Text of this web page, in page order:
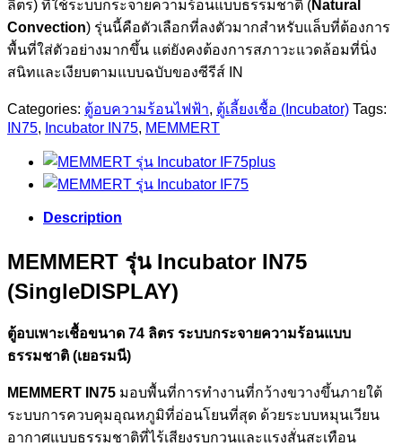
ลิตร) ที่ใช้ระบบกระจายความร้อนแบบธรรมชาติ (Natural
Convection) รุ่นนี้คือตัวเลือกที่ลงตัวมากสำหรับแล็บที่ต้องการ
พื้นที่ใส่ตัวอย่างมากขึ้น แต่ยังคงต้องการสภาวะแวดล้อมที่นิ่ง
สนิทและเงียบตามแบบฉบับของซีรีส์ IN
Categories: ตู้อบความร้อนไฟฟ้า, ตู้เลี้ยงเชื้อ (Incubator) Tags:
IN75, Incubator IN75, MEMMERT
Description
MEMMERT รุ่น Incubator IN75
(SingleDISPLAY)
ตู้อบเพาะเชื้อขนาด 74 ลิตร ระบบกระจายความร้อนแบบ
ธรรมชาติ (เยอรมนี)
MEMMERT IN75 มอบพื้นที่การทำงานที่กว้างขวางขึ้นภายใต้
ระบบการควบคุมอุณหภูมิที่อ่อนโยนที่สุด ด้วยระบบหมุนเวียน
อากาศแบบธรรมชาติที่ไร้เสียงรบกวนและแรงสั่นสะเทือน